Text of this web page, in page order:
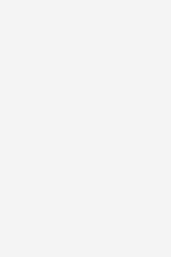
Materialkomposition
Fenster setzt auf Hightech und
Lieferanten-Beziehung